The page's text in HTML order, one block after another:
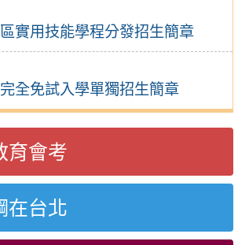
實用技能學程分發招生簡章
全免試入學單獨招生簡章
育會考
在台北